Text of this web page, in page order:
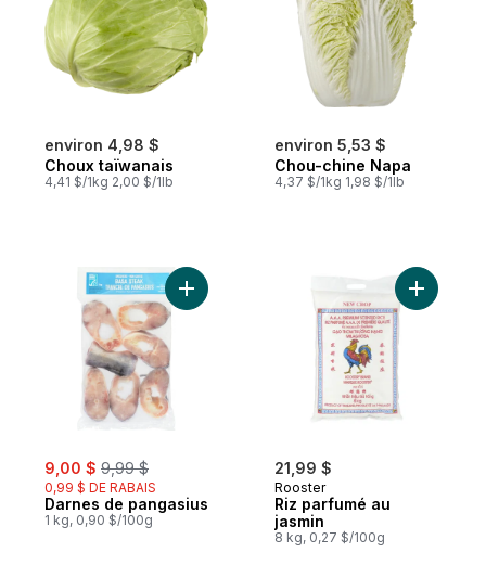
environ 4,98 $
Choux taïwanais
4,41 $/1kg 2,00 $/1lb
environ 5,53 $
Chou-chine Napa
4,37 $/1kg 1,98 $/1lb
sale:
9,00 $ , formerly:
9,99 $
0,99 $ DE RABAIS
Darnes de pangasius
1 kg, 0,90 $/100g
Ajouter Darnes de pangasius au panier
21,99 $
Rooster
Riz parfumé au
jasmin
8 kg, 0,27 $/100g
Ajouter